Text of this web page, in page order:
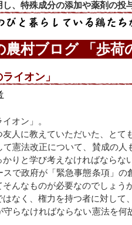
、特殊成分の添加や薬剤の投
農村ブログ 「歩荷
ライオン」
イオン」。
友人に教えていただいた、とて
て憲法改正について、賛成の
かりと学び考えなければならな
スで政府が「緊急事態条項」
そんなものが必要なのでしょう
なく、権力を持つ者に対して
守らなければならない憲法を